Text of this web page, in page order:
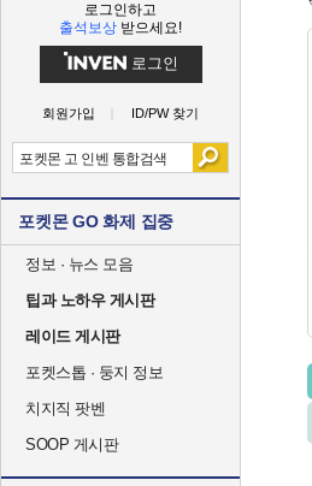
로그인하고
출석보상 받으세요!
로그인
회원가입 ID/PW 찾기
포켓몬 GO 화제 집중
정보 · 뉴스 모음
팁과 노하우 게시판
레이드 게시판
포켓스톱 · 둥지 정보
치지직 팟벤
SOOP 게시판